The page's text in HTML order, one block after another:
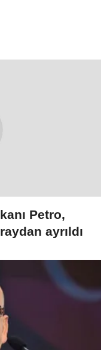
Petro,
ayrıldı